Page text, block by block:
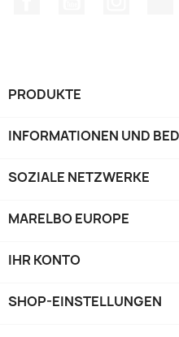
PRODUKTE
INFORMATIONEN UND
SOZIALE NETZWERKE
MARELBO EUROPE
IHR KONTO
SHOP-EINSTELLUNGEN